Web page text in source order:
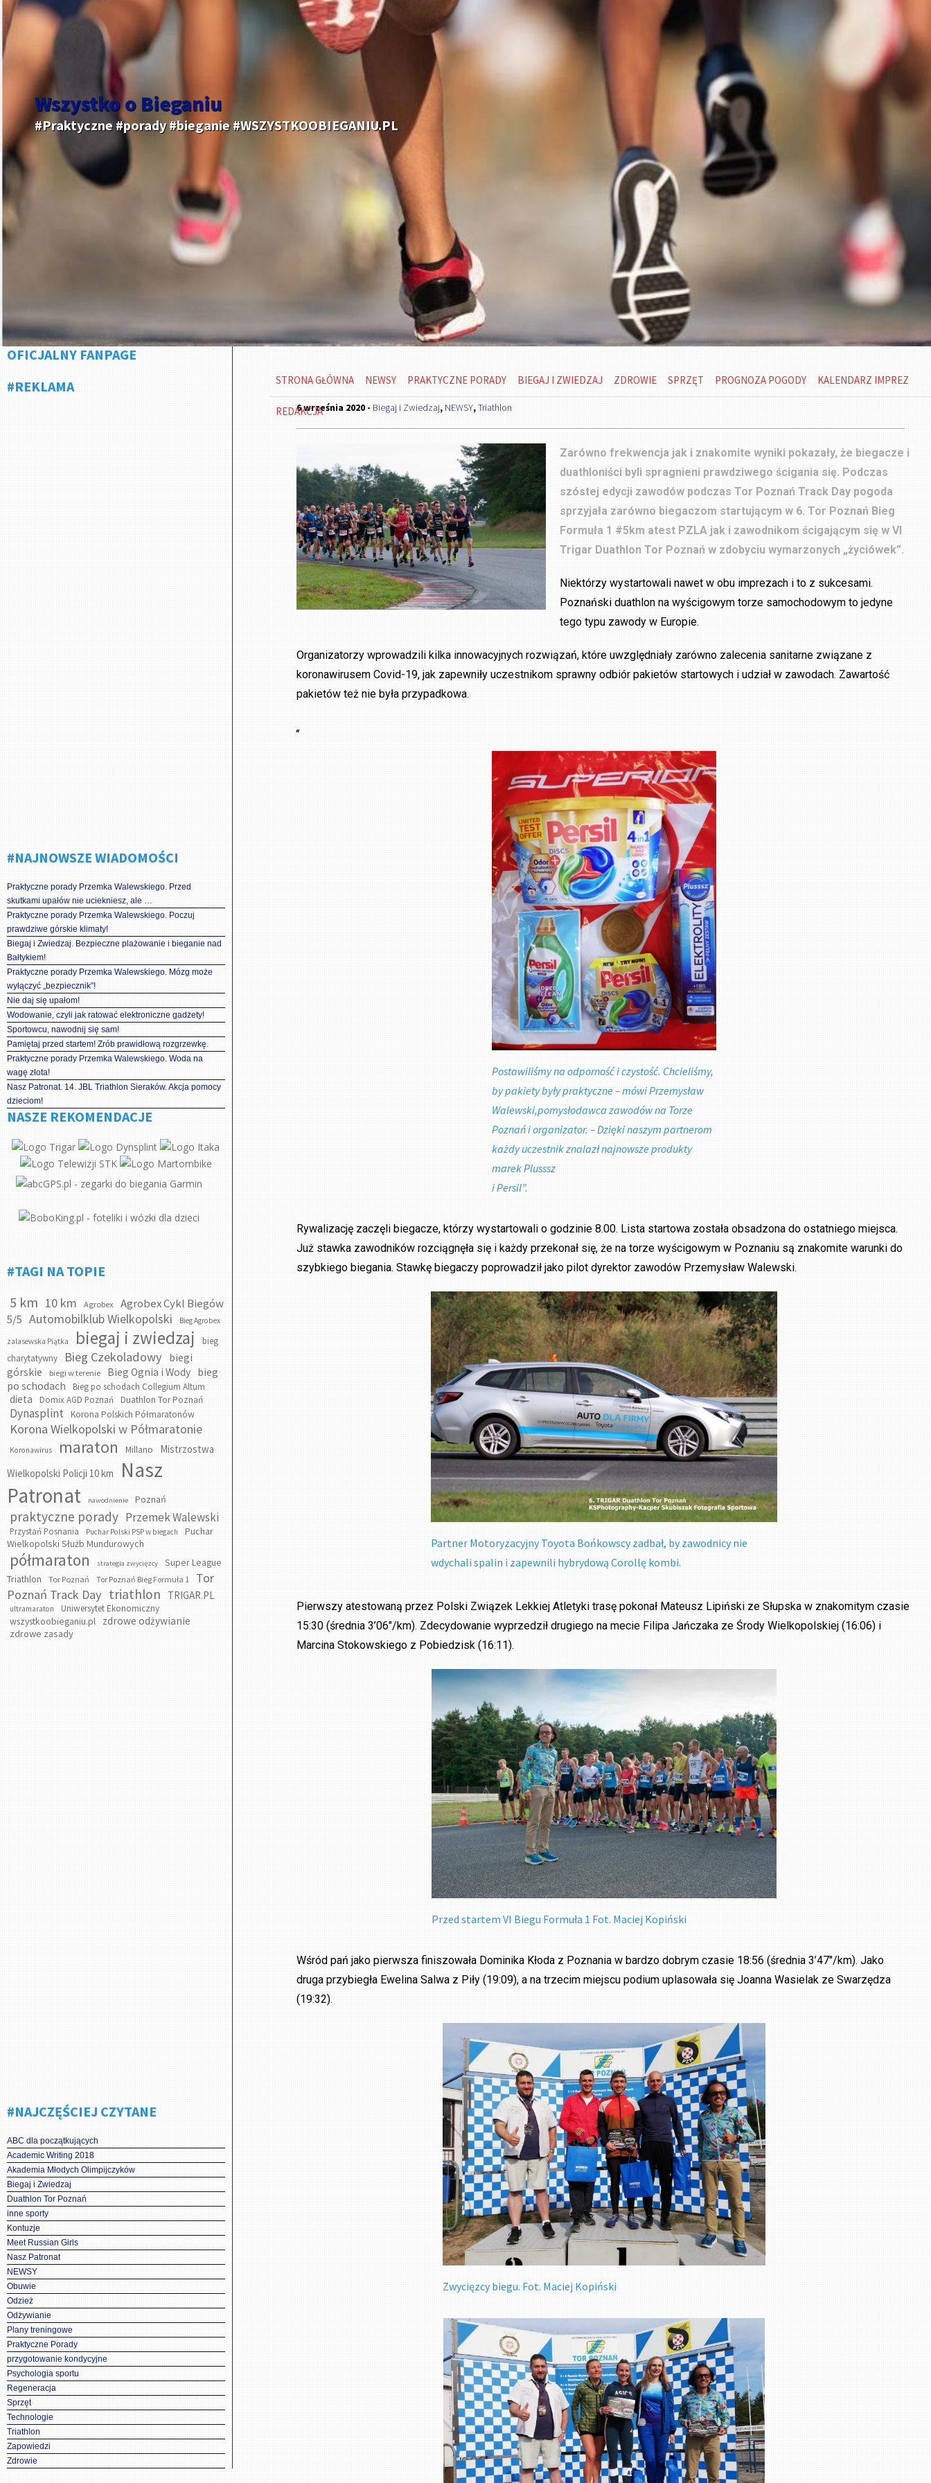
Wszystko o Bieganiu
#Praktyczne #porady #bieganie #WSZYSTKOOBIEGANIU.PL
OFICJALNY FANPAGE
#REKLAMA
#NAJNOWSZE WIADOMOŚCI
Praktyczne porady Przemka Walewskiego. Przed
skutkami upałów nie uciekniesz, ale …
Praktyczne porady Przemka Walewskiego. Poczuj
prawdziwe górskie klimaty!
Biegaj i Zwiedzaj. Bezpieczne plażowanie i bieganie nad
Bałtykiem!
Praktyczne porady Przemka Walewskiego. Mózg może
wyłączyć „bezpiecznik”!
Nie daj się upałom!
Wodowanie, czyli jak ratować elektroniczne gadżety!
Sportowcu, nawodnij się sam!
Pamiętaj przed startem! Zrób prawidłową rozgrzewkę.
Praktyczne porady Przemka Walewskiego. Woda na
wagę złota!
Nasz Patronat. 14. JBL Triathlon Sieraków. Akcja pomocy
dzieciom!
NASZE REKOMENDACJE
#TAGI NA TOPIE
5 km 10 km Agrobex
Agrobex Cykl Biegów
5/5 Automobilklub Wielkopolski Bieg Agrobex
zalasewska Piątka biegaj i zwiedzaj
bieg
charytatywny
Bieg Czekoladowy
biegi
górskie
biegi w terenie Bieg Ognia i Wody bieg
po schodach
Bieg po schodach Collegium Altum
dieta Domix AGD Poznań Duathlon Tor Poznań
Dynasplint Korona Polskich Półmaratonów
Korona Wielkopolski w Półmaratonie
Koronawirus maraton Millano
Mistrzostwa
Wielkopolski Policji 10 km
Nasz
Patronat
nawodnienie Poznań
praktyczne porady Przemek Walewski
Przystań Posnania Puchar Polski PSP w biegach
Puchar
Wielkopolski Służb Mundurowych
półmaraton strategia zwycięzcy
Super League
Triathlon
Tor Poznań Tor Poznań Bieg Formuła 1
Tor
Poznań Track Day triathlon TRIGAR.PL
ultramaraton Uniwersytet Ekonomiczny
wszystkoobieganiu.pl zdrowe odżywianie
zdrowe zasady
#NAJCZĘŚCIEJ CZYTANE
ABC dla początkujących
Academic Writing 2018
Akademia Młodych Olimpijczyków
Biegaj i Zwiedzaj
Duathlon Tor Poznań
inne sporty
Kontuzje
Meet Russian Girls
Nasz Patronat
NEWSY
Obuwie
Odzież
Odżywianie
Plany treningowe
Praktyczne Porady
przygotowanie kondycyjne
Psychologia sportu
Regeneracja
Sprzęt
Technologie
Triathlon
Zapowiedzi
Zdrowie
STRONA GŁÓWNA NEWSY PRAKTYCZNE PORADY BIEGAJ I ZWIEDZAJ ZDROWIE SPRZĘT PROGNOZA POGODY KALENDARZ IMPREZ
REDAKCJA
6 września 2020 - Biegaj i Zwiedzaj, NEWSY,Triathlon
Zarówno frekwencja jak i znakomite wyniki pokazały, że biegacze i
duathloniści byli spragnieni prawdziwego ścigania się. Podczas
szóstej edycji zawodów podczas Tor Poznań Track Day pogoda
sprzyjała zarówno biegaczom startującym w 6. Tor Poznań Bieg
Formuła 1 #5km atest PZLA jak i zawodnikom ścigającym się w VI
Trigar Duathlon Tor Poznań w zdobyciu wymarzonych „życiówek”.
Niektórzy wystartowali nawet w obu imprezach i to z sukcesami.
Poznański duathlon na wyścigowym torze samochodowym to jedyne
tego typu zawody w Europie.
Organizatorzy wprowadzili kilka innowacyjnych rozwiązań, które uwzględniały zarówno zalecenia sanitarne związane z
koronawirusem Covid-19, jak zapewniły uczestnikom sprawny odbiór pakietów startowych i udział w zawodach. Zawartość
pakietów też nie była przypadkowa.
„
Postawiliśmy na odporność i czystość. Chcieliśmy,
by pakiety były praktyczne – mówi Przemysław
Walewski,pomysłodawca zawodów na Torze
Poznań i organizator. – Dzięki naszym partnerom
każdy uczestnik znalazł najnowsze produkty
marek Plusssz
i Persil”.
Rywalizację zaczęli biegacze, którzy wystartowali o godzinie 8.00. Lista startowa została obsadzona do ostatniego miejsca.
Już stawka zawodników rozciągnęła się i każdy przekonał się, że na torze wyścigowym w Poznaniu są znakomite warunki do
szybkiego biegania. Stawkę biegaczy poprowadził jako pilot dyrektor zawodów Przemysław Walewski.
Partner Motoryzacyjny Toyota Bońkowscy zadbał, by zawodnicy nie
wdychali spalin i zapewnili hybrydową Corollę kombi.
Pierwszy atestowaną przez Polski Związek Lekkiej Atletyki trasę pokonał Mateusz Lipiński ze Słupska w znakomitym czasie
15:30 (średnia 3’06″/km). Zdecydowanie wyprzedził drugiego na mecie Filipa Jańczaka ze Środy Wielkopolskiej (16:06) i
Marcina Stokowskiego z Pobiedzisk (16:11).
Przed startem VI Biegu Formuła 1 Fot. Maciej Kopiński
Wśród pań jako pierwsza finiszowała Dominika Kłoda z Poznania w bardzo dobrym czasie 18:56 (średnia 3’47″/km). Jako
druga przybiegła Ewelina Salwa z Piły (19:09), a na trzecim miejscu podium uplasowała się Joanna Wasielak ze Swarzędza
(19:32).
Zwycięzcy biegu. Fot. Maciej Kopiński